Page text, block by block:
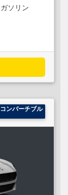
ガソリン
コンバーチブル